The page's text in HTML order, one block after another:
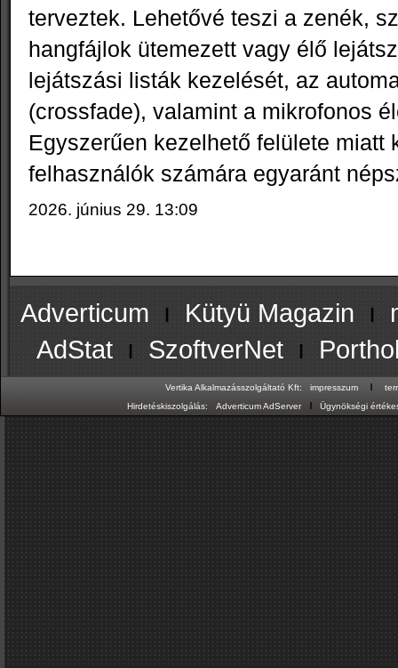
terveztek. Lehetővé teszi a zenék,
hangfájlok ütemezett vagy élő
lejátszási listák kezelését, az
(crossfade), valamint a mikrofonos
Egyszerűen kezelhető felülete miatt
felhasználók számára egyaránt
2026. június 29. 13:09
Adverticum ı Kütyü Magazinı
AdStat ıSzoftverNetı
Vertika Alkalmazásszolgáltató Kft: impresszum ı
Hirdetéskiszolgálás:
Adverticum AdServer ıÜgynökségi